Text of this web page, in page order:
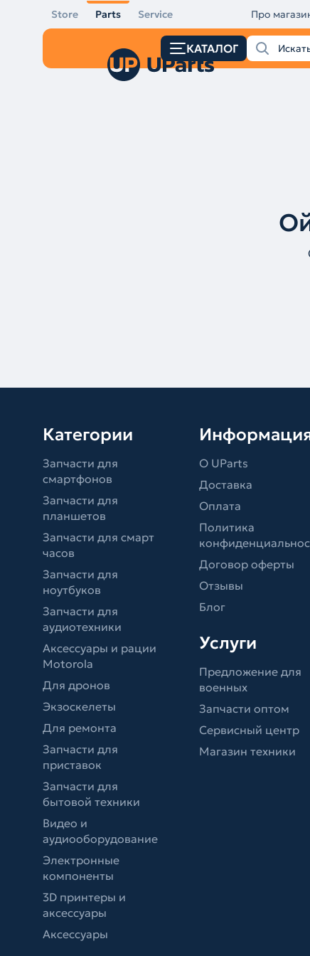
Store Parts Service Про
КАТАЛОГ
Категории
Запчасти для
смартфонов
Запчасти для
планшетов
Запчасти для смарт
часов
Запчасти для
ноутбуков
Запчасти для
аудиотехники
Аксессуары и рации
Motorola
Для дронов
Экзоскелеты
Для ремонта
Запчасти для
приставок
Запчасти для
бытовой техники
Видео и
аудиооборудование
Электронные
компоненты
3D принтеры и
аксессуары
Аксессуары
О UParts
Доставка
Оплата
Политика
Договор оферты
Отзывы
Блог
Услуги
Предложение для
военных
Запчасти оптом
Сервисный центр
Магазин техники